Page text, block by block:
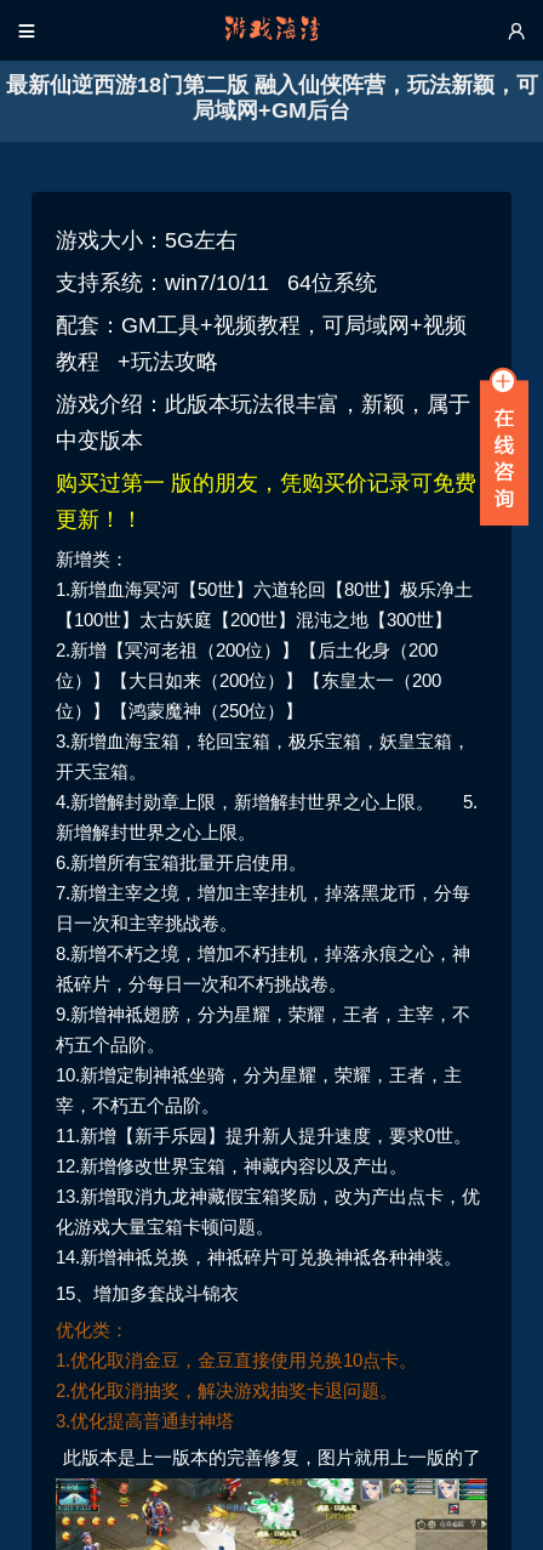
 
最新仙逆西游18门第二版 融入仙侠阵营，玩法新颖，可
局域网+GM后台
游戏大小：5G左右
支持系统：win7/10/11 64位系统
配套：GM工具+视频教程，可局域网+视频
教程 +玩法攻略
游戏介绍：此版本玩法很丰富，新颖，属于
中变版本
购买过第一 版的朋友，凭购买价记录可免费
更新！！
新增类：
1.新增血海冥河【50世】六道轮回【80世】极乐净土
【100世】太古妖庭【200世】混沌之地【300世】
2.新增【冥河老祖（200位）】【后土化身（200
位）】【大日如来（200位）】【东皇太一（200
位）】【鸿蒙魔神（250位）】
3.新增血海宝箱，轮回宝箱，极乐宝箱，妖皇宝箱，
开天宝箱。
4.新增解封勋章上限， 新增解封世界之心上限。5.
新增解封世界之心上限。
6.新增所有宝箱批量开启使用。
7.新增主宰之境，增加主宰挂机，掉落黑龙币，分每
日一次和主宰挑战卷。
8.新增不朽之境，增加不朽挂机，掉落永痕之心，神
祗碎片，分每日一次和不朽挑战卷。
9.新增神祗翅膀，分为星耀，荣耀，王者，主宰，不
朽五个品阶。
10.新增定制神祗坐骑，分为星耀，荣耀，王者，主
宰，不朽五个品阶。
11.新增【新手乐园】提升新人提升速度，要求0世。
12.新增修改世界宝箱，神藏内容以及产出。
13.新增取消九龙神藏假宝箱奖励，改为产出点卡，优
化游戏大量宝箱卡顿问题。
14.新增神祗兑换，神祗碎片可兑换神祗各种神装。
15、增加多套战斗锦衣
优化类：
1.优化取消金豆，金豆直接使用兑换10点卡。
2.优化取消抽奖，解决游戏抽奖卡退问题。
3.优化提高普通封神塔
此版本是上一版本的完善修复，图片就用上一版的了